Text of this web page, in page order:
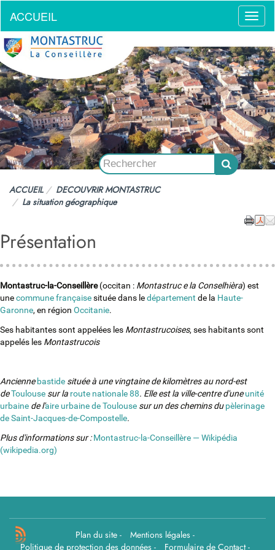
Menu
ACCUEIL
ACCUEIL
DECOUVRIR MONTASTRUC
La situation géographique
Présentation
Montastruc-la-Conseillère(occitan : Montastruc e la Conselhièra) est
unecommune françaisesituée dans ledépartement de la Haute-
Garonne, en région Occitanie.
Ses habitantes sont appelées les Montastrucoises, ses habitants sont
appelés les Montastrucois
Ancienne bastide située à une vingtaine de kilomètres au nord-est
deToulouse sur la route nationale 88. Elle est la ville-centre d'uneunité
urbaine de l'aire urbaine de Toulouse sur un des chemins dupèlerinage
de Saint-Jacques-de-Compostelle.
Plus d'informations sur :Montastruc-la-Conseillère — Wikipédia
(wikipedia.org)
Plan du site- Mentions légales-
Politique de protection des données- Formulaire de Contact-